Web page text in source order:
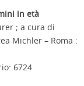
in età
; a cura di
Michler – Roma :
6724